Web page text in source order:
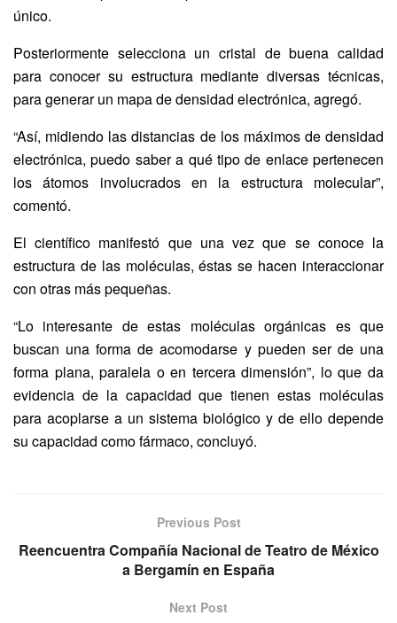
único.
Posteriormente selecciona un cristal de buena calidad
para conocer su estructura mediante diversas técnicas,
para generar un mapa de densidad electrónica, agregó.
“Así, midiendo las distancias de los máximos de densidad
electrónica, puedo saber a qué tipo de enlace pertenecen
los átomos involucrados en la estructura molecular”,
comentó.
El científico manifestó que una vez que se conoce la
estructura de las moléculas, éstas se hacen interaccionar
con otras más pequeñas.
“Lo interesante de estas moléculas orgánicas es que
buscan una forma de acomodarse y pueden ser de una
forma plana, paralela o en tercera dimensión”, lo que da
evidencia de la capacidad que tienen estas moléculas
para acoplarse a un sistema biológico y de ello depende
su capacidad como fármaco, concluyó.
Previous Post
Reencuentra Compañía Nacional de Teatro de México
a Bergamín en España
Next Post